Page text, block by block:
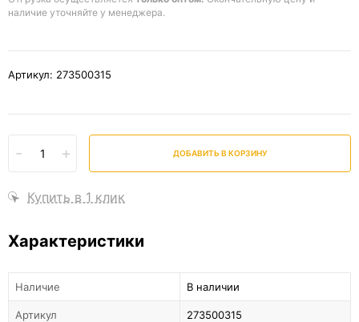
наличие уточняйте у менеджера.
Артикул: 273500315
- + ДОБАВИТЬ В КОРЗИНУ
Купить в 1 клик
Характеристики
Наличие В наличии
Артикул 273500315